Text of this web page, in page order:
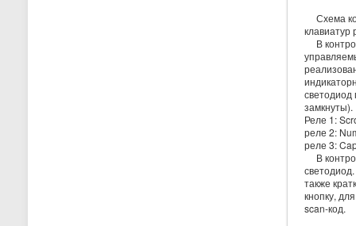
Схема
В
светодиод
замкнуты).
Реле 1:
реле 2:
реле 3:
В
также
кнопку,
scan-код.